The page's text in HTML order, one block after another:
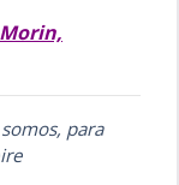
para